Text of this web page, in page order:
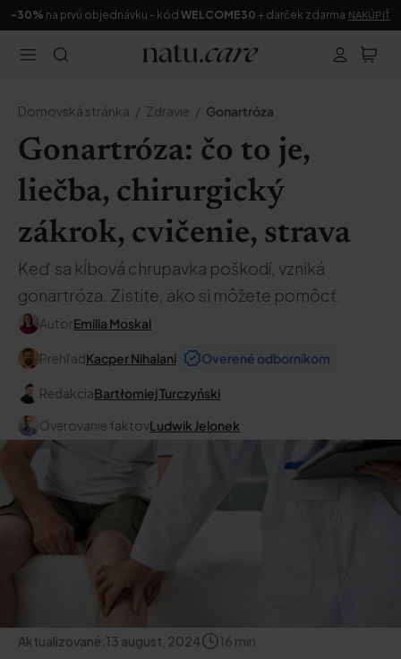
-30% na prvú objednávku - kód WELCOME30 + darček zdarma NAKÚPIŤ
Domovská stránka Zdravie Gonartróza
Gonartróza: čo to je,
liečba, chirurgický
zákrok, cvičenie, strava
Keď sa kĺbová chrupavka poškodí, vzniká
gonartróza. Zistite, ako si môžete pomôcť.
AutorEmilia Moskal
PrehľadKacper Nihalani Overené odborníkom
RedakciaBartłomiej Turczyński
Overovanie faktovLudwik Jelonek
Aktualizované:13 august, 2024 16 min